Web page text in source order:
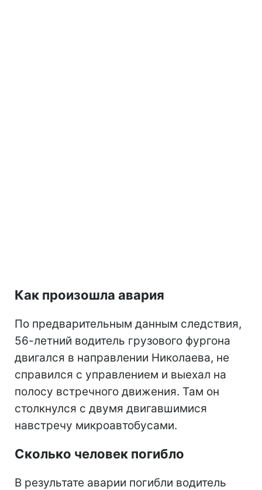
Как произошла авария
По предварительным данным следствия,
56-летний водитель грузового фургона
двигался в направлении Николаева, не
справился с управлением и выехал на
полосу встречного движения. Там он
столкнулся с двумя двигавшимися
навстречу микроавтобусами.
Сколько человек погибло
В результате аварии погибли водитель